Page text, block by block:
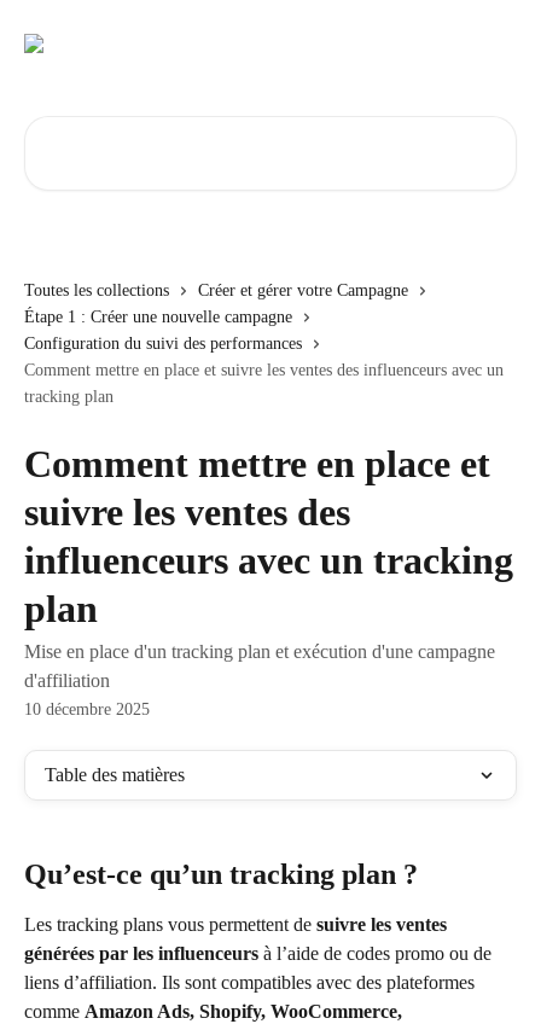
Toutes les collections
Créer et gérer votre Campagne
Étape 1 : Créer une nouvelle campagne
Configuration du suivi des performances
Comment mettre en place et suivre les ventes des influenceurs avec un
tracking plan
Comment mettre en place et
suivre les ventes des
influenceurs avec un tracking
plan
Mise en place d'un tracking plan et exécution d'une campagne
d'affiliation
10 décembre 2025
Table des matières
Qu’est-ce qu’un tracking plan ?
Les tracking plans vous permettent de suivre les ventes
générées par les influenceurs à l’aide de codes promo ou de
liens d’affiliation. Ils sont compatibles avec des plateformes
comme Amazon Ads, Shopify, WooCommerce,